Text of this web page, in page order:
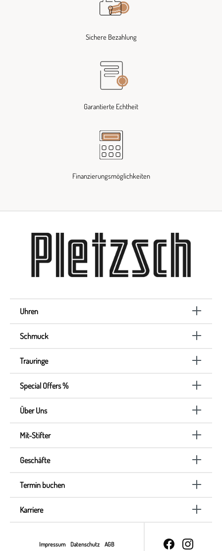
Sichere Bezahlung
Garantierte Echtheit
Finanzierungsmöglichkeiten
Uhren
Schmuck
Trauringe
Special Offers %
Über Uns
Mit-Stifter
Geschäfte
Termin buchen
Karriere
Impressum Datenschutz AGB